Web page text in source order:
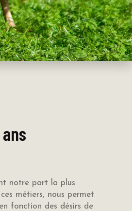
notre part la plus
métiers, nous permet
fonction des désirs de